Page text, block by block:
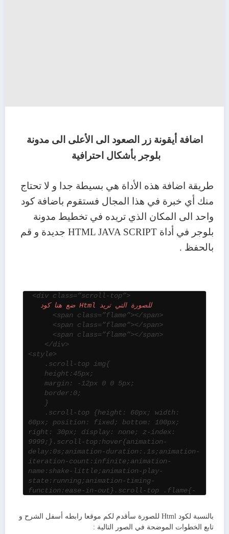
اضافة أيقونة زر الصعود الى الأعلى الى مدونة
بلوجر بأشكال احترافية
طريقة اضافة هذه الأداة هي بسيطة جدا و لا تحتاج
منك أي خبرة في هذا المجال فستقوم باضافة كود
واحد الى المكان الذي تريده في تخطيط مدونة
بلوجر في أداة HTML JAVA SCRIPT جديدة و قم
بالحفظ .
<div class=”scroll-top”>
ضع هنا كود Html للصورة التي تريد
<span class=”flame”></span>
<span class=”flame”></span>
<span class=”flame”></span>
</div>
<style>
.scroll-top img{
height:45px;
margin: -12px 0 0 5px;
border:0;
}
.scroll-top {height: 60px; width:
60px; position: fixed; bottom: 100px;
right: 30px; display: none; z-index:
9999;}.scroll-top:hover{animation-
delay:0s;animation-duration:.1s;animation-
iteration-count:infinite;animation-
name:shake-little;animation-play-
state:running;animation-timing-
function:ease-in-out}.scroll-top .flame{-
left-colors:none;-moz-border-right-
colors:none;-moz-border-top-
colors:none;border-color:#ffda44
بالنسبة لكود Html للصورة سأقدم لكم موقعا رابطه أسفل الشرح و
تابع الخطوات الموضحة في الصور التالية :